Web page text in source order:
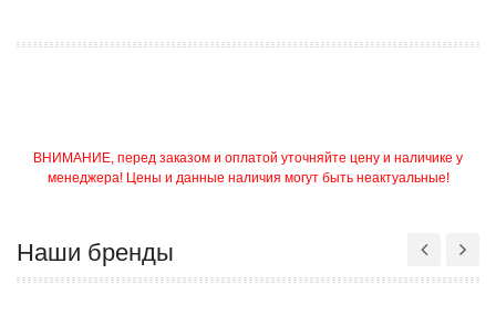
ВНИМАНИЕ, перед заказом и оплатой уточняйте цену и наличике у
менеджера! Цены и данные наличия могут быть неактуальные!
Наши бренды